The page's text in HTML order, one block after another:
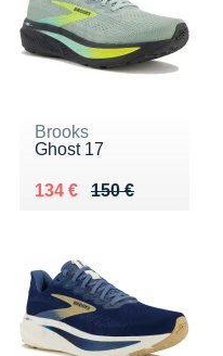
Brooks
Ghost 17
150 €
Au lieu de 150 €
134 €
Vendu 134 €